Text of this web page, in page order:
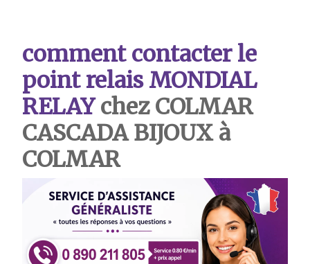
comment contacter le
point relais MONDIAL
RELAYchez COLMAR
CASCADA BIJOUX à
COLMAR